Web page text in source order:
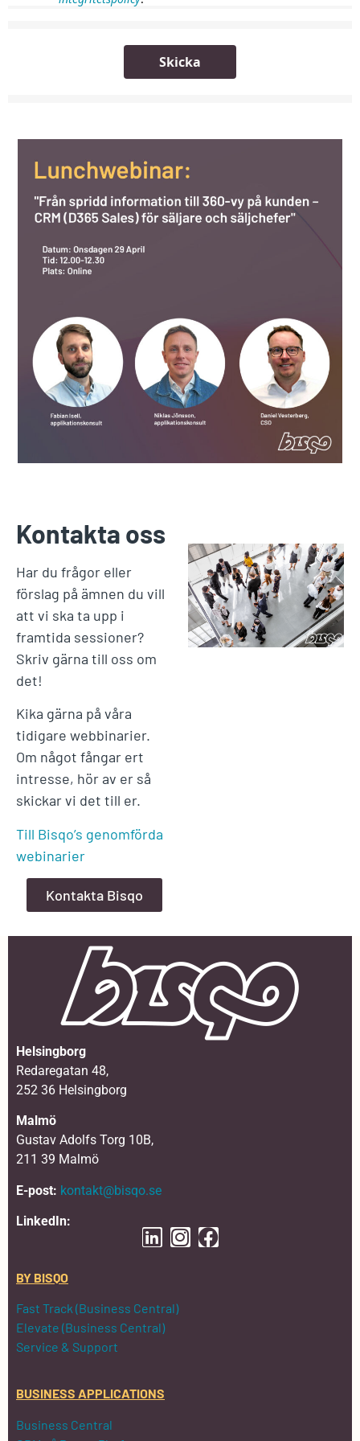
Skicka
Kontakta oss
Har du frågor eller
förslag på ämnen du vill
att vi ska ta upp i
framtida sessioner?
Skriv gärna till oss om
det!
Kika gärna på våra
tidigare webbinarier.
Om något fångar ert
intresse, hör av er så
skickar vi det till er.
Till Bisqo’s genomförda
webinarier
Kontakta Bisqo
Helsingborg
Redaregatan 48,
252 36 Helsingborg
Malmö
Gustav Adolfs Torg 10B,
211 39 Malmö
E-post: kontakt@bisqo.se
LinkedIn:
BY BISQO
Fast Track (Business Central)
Elevate (Business Central)
Service & Support
BUSINESS APPLICATIONS
Business Central